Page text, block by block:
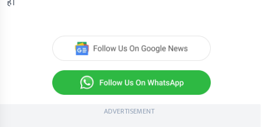
ADVERTISEMENT